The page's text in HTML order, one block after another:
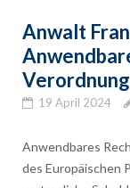
Anwalt
19 April 2024
Anwendbares
des Europäischen